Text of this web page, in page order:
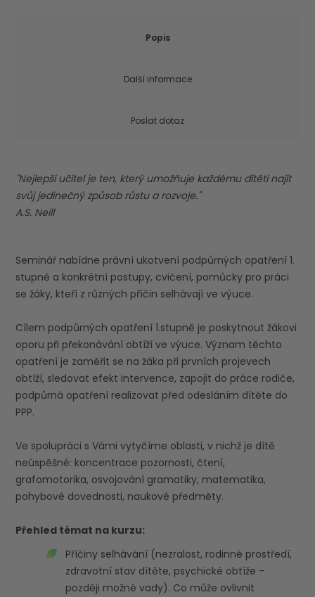
Popis
Další informace
Poslat dotaz
"Nejlepší učitel je ten, který umožňuje každému dítěti najít
svůj jedinečný způsob růstu a rozvoje."
A.S. Neill
Seminář nabídne právní ukotvení podpůrných opatření 1.
stupně a konkrétní postupy, cvičení, pomůcky pro práci
se žáky, kteří z různých příčin selhávají ve výuce.
Cílem podpůrných opatření 1.stupně je poskytnout žákovi
oporu při překonávání obtíží ve výuce. Význam těchto
opatření je zaměřit se na žáka při prvních projevech
obtíží, sledovat efekt intervence, zapojit do práce rodiče,
podpůrná opatření realizovat před odesláním dítěte do
PPP.
Ve spolupráci s Vámi vytyčíme oblasti, v nichž je dítě
neúspěšné: koncentrace pozornosti, čtení,
grafomotorika, osvojování gramatiky, matematika,
pohybové dovednosti, naukové předměty.
Přehled témat na kurzu:
Příčiny selhávání (nezralost, rodinné prostředí,
zdravotní stav dítěte, psychické obtíže –
později možné vady). Co může ovlivnit